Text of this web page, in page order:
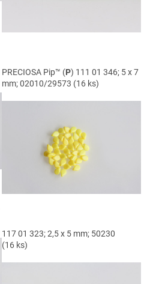
PRECIOSA Pip™ (P) 111 01 346; 5 x 7
mm; 02010/29573 (16 ks)
117 01 323; 2,5 x 5 mm; 50230
(16 ks)